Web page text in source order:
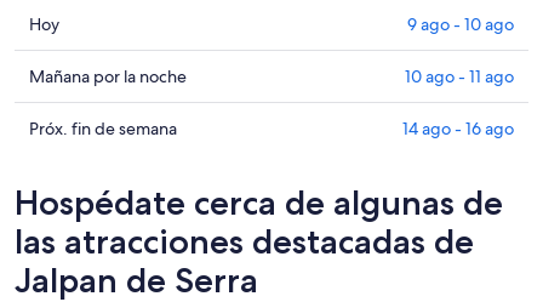
Consultar
precios
en
Jalpan
de
hoy,
ago
-
Hoy 9 ago - 10 ago
Consultar
precios
en
Serra
mañana
por
Mañana por la noche 10 ago - 11 ago
Consultar
Jalpan
de
Serra
para
Próx. fin de semana 14 ago - 16 ago
Hospédate cerca de algunas de
las atracciones destacadas de
Jalpan de Serra